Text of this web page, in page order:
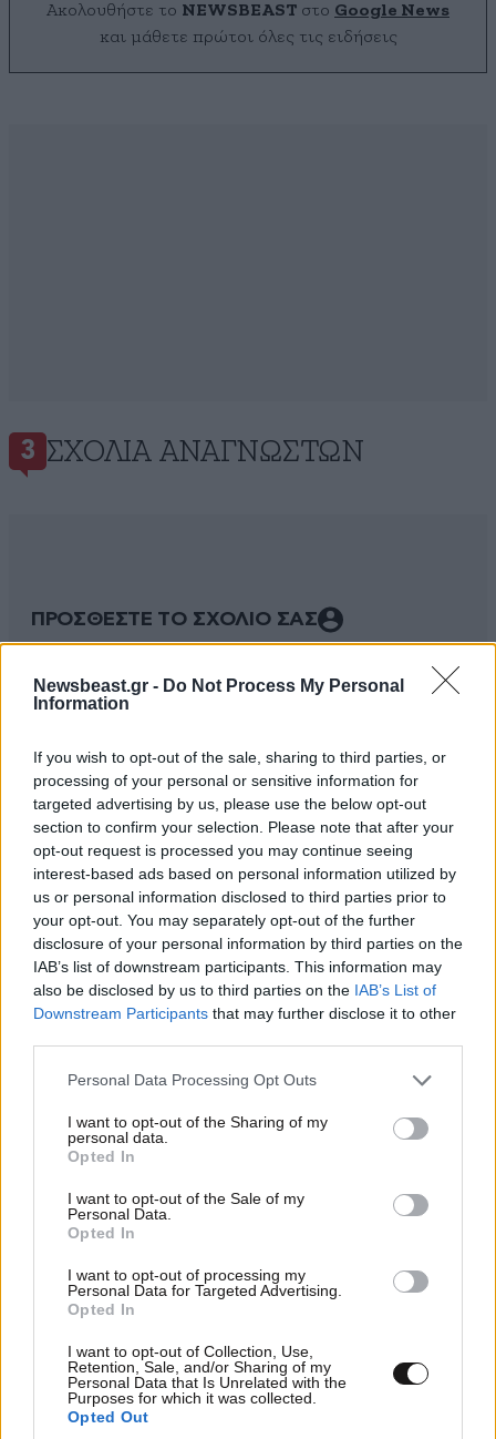
Newsbeast.gr - Do Not Process My Personal
Information
If you wish to opt-out of the sale, sharing to third parties, or
processing of your personal or sensitive information for
targeted advertising by us, please use the below opt-out
section to confirm your selection. Please note that after your
opt-out request is processed you may continue seeing
interest-based ads based on personal information utilized by
us or personal information disclosed to third parties prior to
your opt-out. You may separately opt-out of the further
disclosure of your personal information by third parties on the
IAB’s list of downstream participants. This information may
also be disclosed by us to third parties on the IAB’s List of
Downstream Participants that may further disclose it to other
Please note that this website/app uses one or more Google
not limited to your visit or usage behaviour. You may click to
grant or deny consent to Google and its third-party tags to
use your data for below specified purposes in below Google
consent section.
Personal Data Processing Opt Outs
I want to opt-out of the Sharing of my
personal data.
Opted In
I want to opt-out of the Sale of my
Personal Data.
Opted In
I want to opt-out of processing my
Personal Data for Targeted Advertising.
Opted In
I want to opt-out of Collection, Use,
Retention, Sale, and/or Sharing of my
Personal Data that Is Unrelated with the
Purposes for which it was collected.
Opted Out
Ακολουθήστε το NEWSBEAST στο Google News
και μάθετε πρώτοι όλες τις ειδήσεις
3 ΣΧΌΛΙΑ ΑΝΑΓΝΩΣΤΏΝ
ΠΡΟΣΘΕΣΤΕ ΤΟ ΣΧΟΛΙΟ ΣΑΣ
Xαρακτήρες: 0/1000
Διαβάστε και ακολουθήστε τους κανόνες σχολιασμού
ΠΡΟΣΘΗΚΗ
Η αρχική γραμμή έπρεπε να είναι αεροδρόμιο-
σ.σταθμος - ΚΤΕΛ Για να το παραδώσει νωρίς στο
κοινό, προφανώς δεν έκαναν την προεργασία που
χρειαζόταν κ τώρα βλέπουμε τα αποτελέσματα...
γίνει όταν προστεθούν κ οι συρμοι της Καλαμαριάς...
Όσο για το fly over... μάλλον πρόκειται για fly πλάι!
τσιμεντοκολωνες... θα ρίξουν αερογέφυρες... (εκεί θα
πέσει κλάμα που θα κλείνει ο δρομος) ... ας έδιναν από
μια λωρίδα ανά κατεύθυνση με Λέα κ να έκαναν